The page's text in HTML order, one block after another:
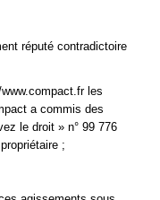
réputé contradictoire
les
a commis des
le droit » n° 99 776
;